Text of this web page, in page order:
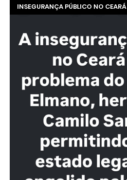
INSEGURANÇA PÚBLICO NO CEARÁ